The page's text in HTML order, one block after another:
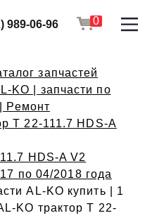
989-06-96 0
запчастей
KO | запчасти по
Ремонт
T 22-111.7 HDS-A
HDS-A V2
по 04/2018 года
AL-KO купить | 1
KO трактор T 22-